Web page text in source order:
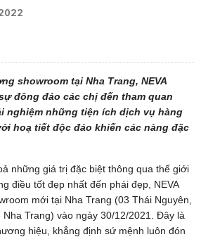
showroom tại Nha Trang, NEVA
đông đảo các chị đến tham quan
nghiệm những tiện ích dịch vụ hàng
hoạ tiết độc đáo khiến các nàng đặc
những giá trị đặc biệt thông qua thế giới
điều tốt đẹp nhất đến phái đẹp, NEVA
mới tại Nha Trang (03 Thái Nguyên,
Nha Trang) vào ngày 30/12/2021. Đây là
hiệu, khẳng định sứ mệnh luôn đón